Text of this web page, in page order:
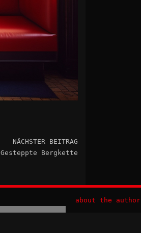
NÄCHSTER BEITRAG
Gesteppte Bergkette
about the author